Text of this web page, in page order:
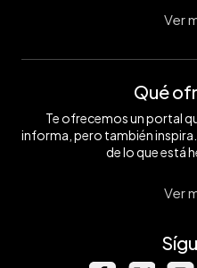
Ver
Qué
Te ofrecemos un portal
informa, pero también
de lo que está
Ver